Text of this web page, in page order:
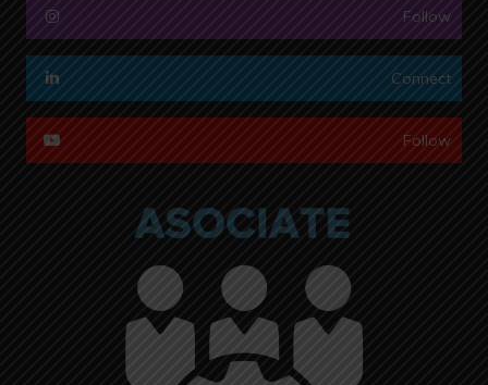
Follow
Connect
Follow